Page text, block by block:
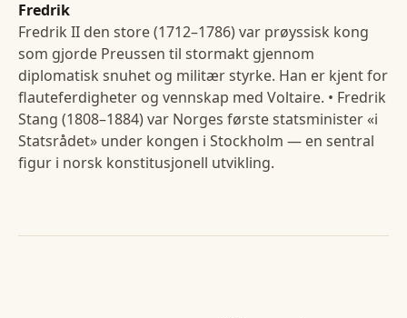
Fredrik
Fredrik II den store (1712–1786) var prøyssisk kong
som gjorde Preussen til stormakt gjennom
diplomatisk snuhet og militær styrke. Han er kjent for
flauteferdigheter og vennskap med Voltaire. • Fredrik
Stang (1808–1884) var Norges første statsminister «i
Statsrådet» under kongen i Stockholm — en sentral
figur i norsk konstitusjonell utvikling.